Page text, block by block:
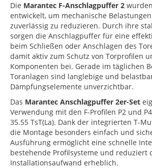
Die Marantec F-Anschlagpuffer 2
entwickelt, um mechanische
zuverlässig zu reduzieren. Durch ihre
sorgen die Anschlagpuffer für eine
beim Schließen oder Anschlagen des
damit aktiv zum Schutz von Torprofilen
Komponenten bei. Gerade im täglichen
Toranlagen sind langlebige und
Dämpfungselemente unverzichtbar.
Das Marantec Anschlagpuffer 2er-Set
Verwendung mit den F-Profilen P2 und
35.55 TsT(La). Dank der integrierten T-
die Montage besonders einfach und
Ausführung ermöglicht eine schnelle
bestehende Profilsysteme und reduziert
Installationsaufwand erheblich.